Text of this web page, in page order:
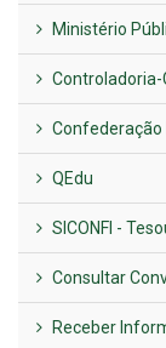
Ministério
Controladoria-
Confederação
QEdu
SICONFI -
Consultar
Receber